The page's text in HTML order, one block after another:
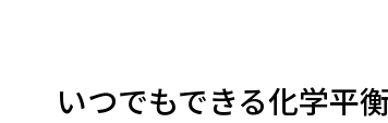
いつでもできる化学平